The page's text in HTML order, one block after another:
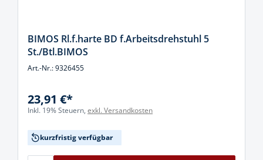
BIMOS Rl.f.harte BD f.Arbeitsdrehstuhl 5
St./Btl.BIMOS
Art.-Nr.: 9326455
23,91 €*
Inkl. 19% Steuern, exkl. Versandkosten
kurzfristig verfügbar